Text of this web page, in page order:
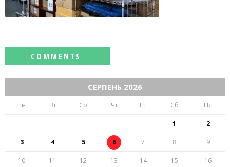
СЕРПЕНЬ 2026
Пн Вт Ср Чт Пт Сб Нд
1 2
3 4 5 6 7 8 9
10 11 12 13 14 15 16